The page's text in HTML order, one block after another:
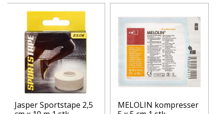
Jasper Sportstape 2,5
MELOLIN kompresser